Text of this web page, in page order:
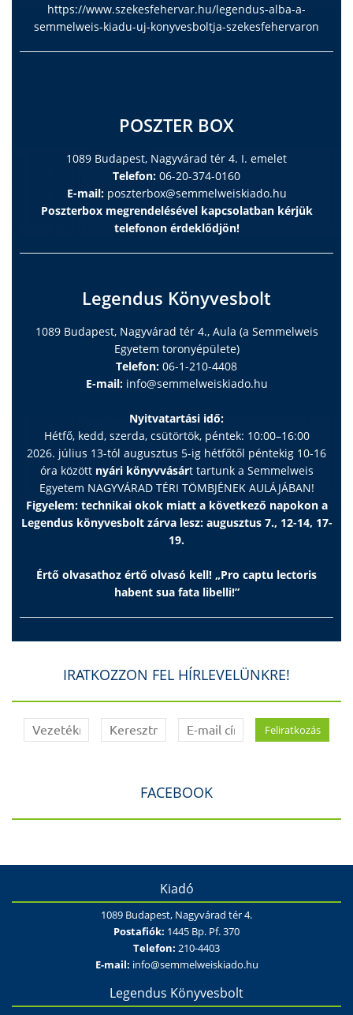
https://www.szekesfehervar.hu/legendus-alba-a-
semmelweis-kiadu-uj-konyvesboltja-szekesfehervaron
POSZTER BOX
1089 Budapest, Nagyvárad tér 4. I. emelet
Telefon: 06-20-374-0160
E-mail: poszterbox@semmelweiskiado.hu
Poszterbox megrendelésével kapcsolatban kérjük
telefonon érdeklődjön!
Legendus Könyvesbolt
1089 Budapest, Nagyvárad tér 4., Aula (a Semmelweis
Egyetem toronyépülete)
Telefon: 06-1-210-4408
E-mail: info@semmelweiskiado.hu
Nyitvatartási idő:
Hétfő, kedd, szerda, csütörtök, péntek: 10:00–16:00
2026. július 13-tól augusztus 5-ig hétfőtől péntekig 10-16
óra között nyári könyvvásárt tartunk a Semmelweis
Egyetem NAGYVÁRAD TÉRI TÖMBJÉNEK AULÁJÁBAN!
Figyelem: technikai okok miatt a következő napokon a
Legendus könyvesbolt zárva lesz: augusztus 7., 12-14, 17-
19.
Értő olvasathoz értő olvasó kell! „Pro captu lectoris
habent sua fata libelli!”
IRATKOZZON FEL HÍRLEVELÜNKRE!
FACEBOOK
Kiadó
1089 Budapest, Nagyvárad tér 4.
Postafiók: 1445 Bp. Pf. 370
Telefon: 210-4403
E-mail: info@semmelweiskiado.hu
Legendus Könyvesbolt